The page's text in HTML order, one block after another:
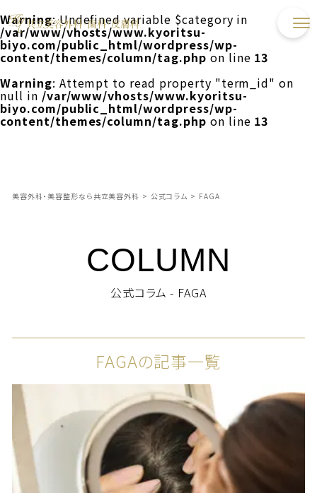
Warning: Undefined variable $category in
/var/www/vhosts/www.kyoritsu-
biyo.com/public_html/wordpress/wp-
content/themes/column/tag.php on line 13
Warning: Attempt to read property "term_id" on
null in /var/www/vhosts/www.kyoritsu-
biyo.com/public_html/wordpress/wp-
content/themes/column/tag.php on line 13
美容外科・美容整形なら共立美容外科 > 公式コラム > FAGA
COLUMN
公式コラム - FAGA
FAGAの記事一覧